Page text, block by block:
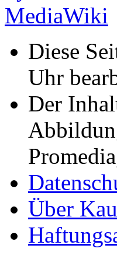
Diese
Uhr
Der
Über